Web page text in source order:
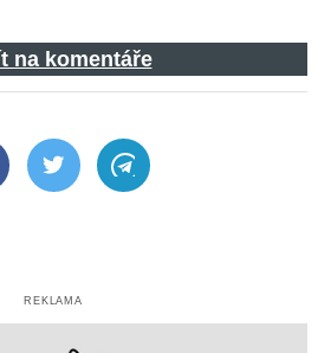
na komentáře
Twitter Telegram
REKLAMA